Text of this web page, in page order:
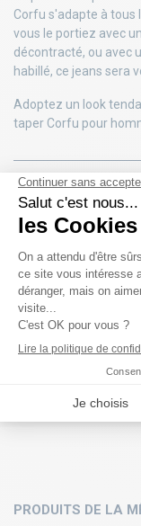
Corfu s'adapte à tous
vous le portiez avec
décontracté, ou avec
habillé, ce jeans sera
Adoptez un look
taper Corfu pour
DÉTAILS DU
PRODUITS DE LA